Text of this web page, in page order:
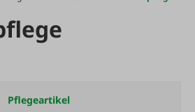
Pflegeartikel